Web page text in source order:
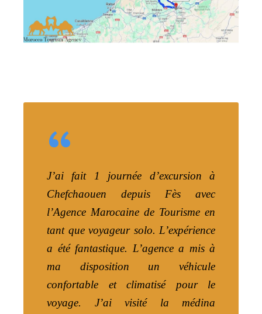
“
J’ai fait 1 journée d’excursion à
Chefchaouen depuis Fès avec
l’Agence Marocaine de Tourisme en
tant que voyageur solo. L’expérience
a été fantastique. L’agence a mis à
ma disposition un véhicule
confortable et climatisé pour le
voyage. J’ai visité la médina